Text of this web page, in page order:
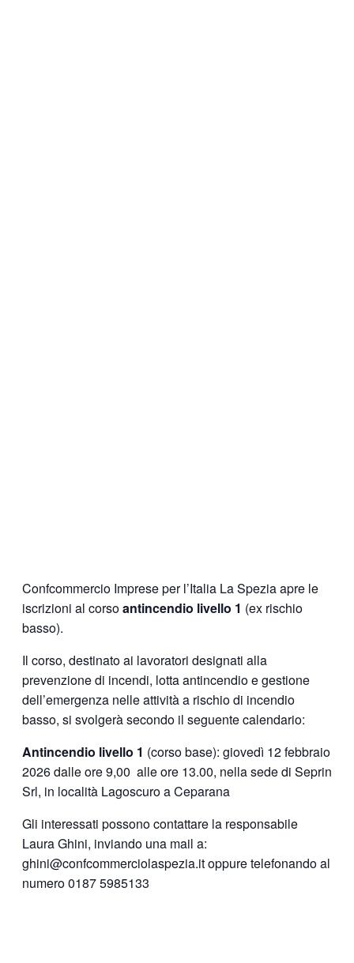
Confcommercio Imprese per l’Italia La Spezia apre le
iscrizioni al corsoantincendio livello 1 (ex rischio
basso).
Il corso, destinato ai lavoratori designati alla
prevenzione di incendi, lotta antincendio e gestione
dell’emergenza nelle attività a rischio di incendio
basso, si svolgerà secondo il seguente calendario:
Antincendio livello 1 (corso base): giovedì 12 febbraio
2026 dalle ore 9,00 alle ore 13.00, nella sede di Seprin
Srl, in località Lagoscuro a Ceparana
Gli interessati possono contattare la responsabile
Laura Ghini, inviando una mail a:
ghini@confcommerciolaspezia.it oppure telefonando al
numero 0187 5985133